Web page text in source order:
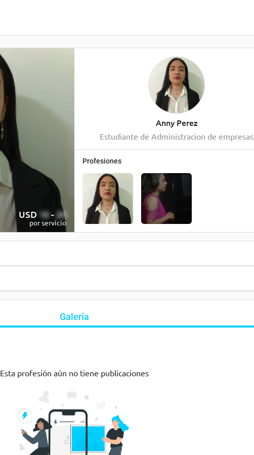
USD 10-20
por servicio
Anny Perez
Estudiante de Administracion de empresas
Profesiones
Galería
Esta profesión aún no tiene publicaciones